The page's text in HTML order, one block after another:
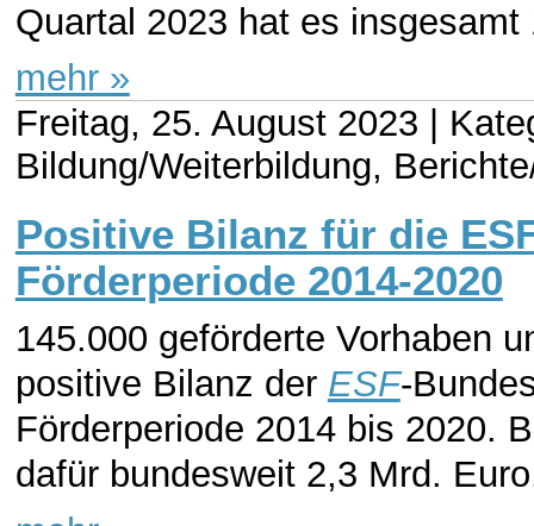
Quartal 2023 hat es
mehr »
Freitag, 25. August 2023 |
Bildung/Weiterbildung,
Positive Bilanz für die
Förderperiode 2014-2020
145.000 geförderte Vorhaben
positive Bilanz der ESF-
Förderperiode 2014 bis 2020.
dafür bundesweit 2,3 Mrd.